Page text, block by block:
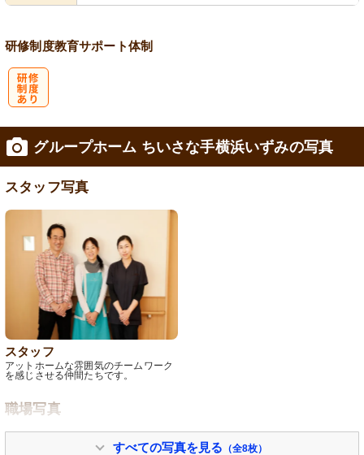
研修制度教育サポート体制
グループホーム ちいさな手横浜いずみの写真
スタッフ写真
スタッフ
アットホームな雰囲気のチームワーク
を感じさせる仲間たちです。
職場写真
すべての写真を見る （全8枚）